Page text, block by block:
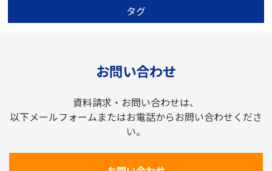
タグ
お問い合わせ
資料請求・お問い合わせは、
以下メールフォームまたはお電話からお問い合わせくださ
い。